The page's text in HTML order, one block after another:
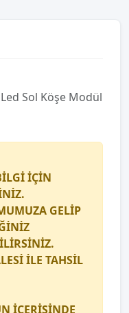
Sol Köşe Modül
İÇİN
GELİP
İLE TAHSİL
İÇERİSİNDE